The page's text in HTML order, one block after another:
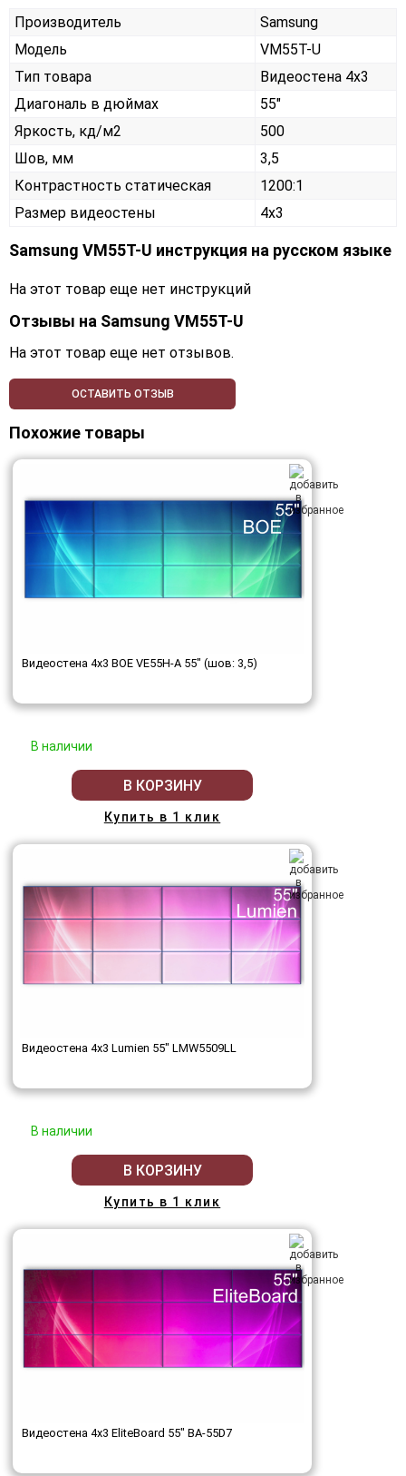
Производитель
Samsung
Модель
VM55T-U
Тип товара
Видеостена 4х3
Диагональ в дюймах
55"
Яркость, кд/м2
500
Шов, мм
3,5
Контрастность статическая
1200:1
Размер видеостены
4x3
Samsung VM55T-U инструкция на русском языке
На этот товар еще нет инструкций
Отзывы на Samsung VM55T-U
На этот товар еще нет отзывов.
ОСТАВИТЬ ОТЗЫВ
Похожие товары
Видеостена 4x3 BOE VE55H-A 55" (шов: 3,5)
В наличии
В КОРЗИНУ
Купить в 1 клик
Видеостена 4x3 Lumien 55" LMW5509LL
В наличии
В КОРЗИНУ
Купить в 1 клик
Видеостена 4x3 EliteBoard 55" BA-55D7